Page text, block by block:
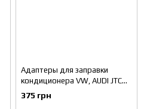
Адаптеры для заправки
кондиционера VW, AUDI JTC
1133
375 грн